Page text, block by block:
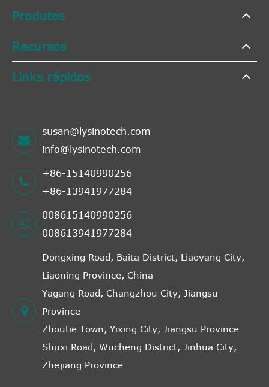
Produtos
Recursos
Links rápidos
susan@lysinotech.com
info@lysinotech.com
+86-15140990256
+86-13941977284
008615140990256
008613941977284
Dongxing Road, Baita District, Liaoyang City,
Liaoning Province, China
Yagang Road, Changzhou City, Jiangsu
Province
Zhoutie Town, Yixing City, Jiangsu Province
Shuxi Road, Wucheng District, Jinhua City,
Zhejiang Province